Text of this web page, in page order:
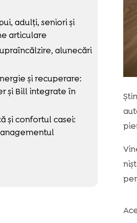
adulți, seniori și
articulare
alunecări
și recuperare:
și Bill integrate în
și confortul casei: